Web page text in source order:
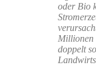
oder Bio
Millionen
doppelt